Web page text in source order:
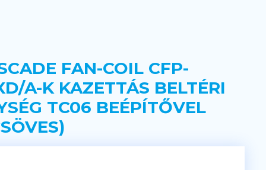
FAN-COIL CFP-
A-K KAZETTÁS BELTÉRI
TC06 BEÉPÍTŐVEL